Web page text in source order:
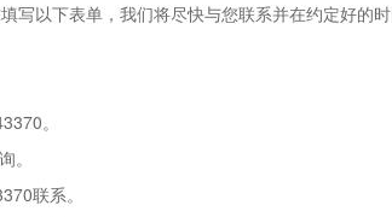
以下表单，我们将尽快与您联系并在约定好的时
。
。
联系。